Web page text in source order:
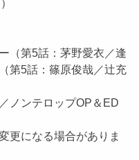
（第5話：茅野愛衣／逢
第5話：篠原俊哉／辻充
ノンテロップOP＆ED
更になる場合がありま